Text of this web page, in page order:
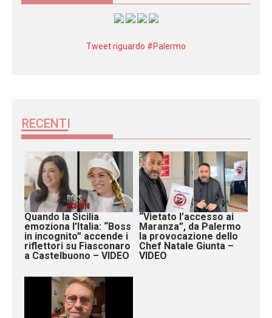
Tweet riguardo #Palermo
RECENTI
Quando la Sicilia
emoziona l’Italia: “Boss
in incognito” accende i
riflettori su Fiasconaro
a Castelbuono – VIDEO
“Vietato l’accesso ai
Maranza”, da Palermo
la provocazione dello
Chef Natale Giunta –
VIDEO